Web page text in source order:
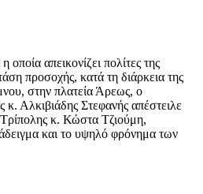
απεικονίζει πολίτες της
προσοχής, κατά τη διάρκεια της
στην πλατεία Άρεως, ο
Αλκιβιάδης Στεφανής απέστειλε
κ. Κώστα Τζιούμη,
και το υψηλό φρόνημα των